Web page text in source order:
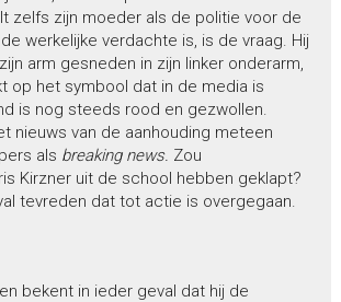
zelfs zijn moeder als de politie voor de
werkelijke verdachte is, is de vraag. Hij
arm gesneden in zijn linker onderarm,
op het symbool dat in de media is
is nog steeds rood en gezwollen.
nieuws van de aanhouding meteen
als breaking news. Zou
Kirzner uit de school hebben geklapt?
tevreden dat tot actie is overgegaan.
bekent in ieder geval dat hij de